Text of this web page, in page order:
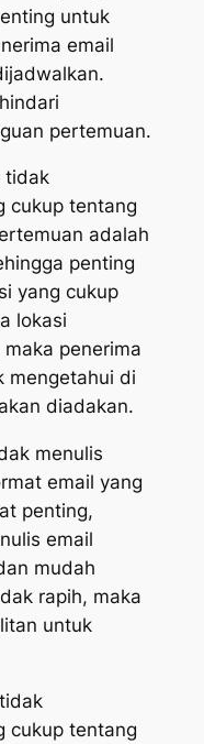
untuk
email
pertemuan.
tidak
cukup tentang
adalah
penting
yang cukup
lokasi
penerima
mengetahui di
diadakan.
menulis
email yang
penting,
email
mudah
rapih, maka
untuk
cukup tentang